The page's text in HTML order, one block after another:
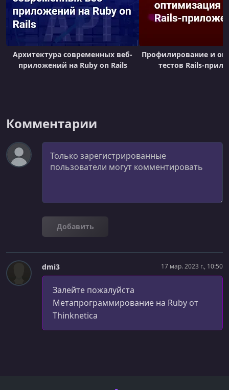
Архитектура современных веб-
приложений на Ruby on Rails
Профилирование и
тестов Rails-
Комментарии
Комментарий
Добавить
dmi3 17 мар. 2023 г., 10:50
Залейте пожалуйста
Метапрограммирование на Ruby от
Thinknetica